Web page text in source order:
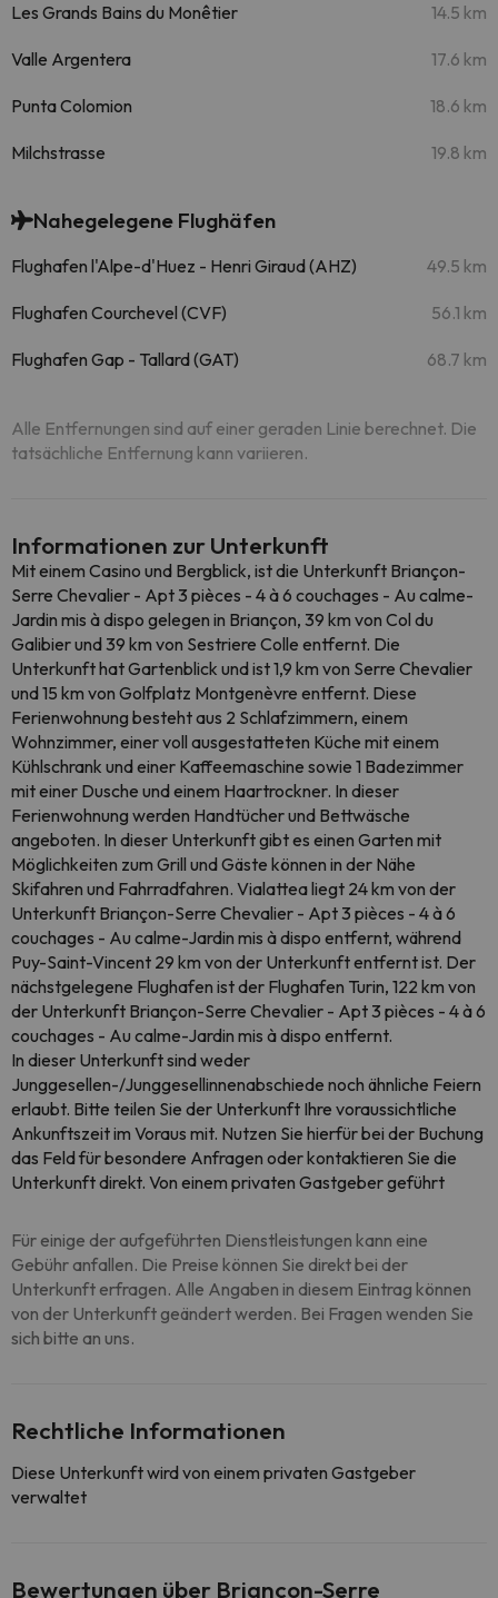
Les Grands Bains du Monêtier 14.5 km
Valle Argentera 17.6 km
Punta Colomion 18.6 km
Milchstrasse 19.8 km
Nahegelegene Flughäfen
Flughafen l'Alpe-d'Huez - Henri Giraud (AHZ) 49.5 km
Flughafen Courchevel (CVF) 56.1 km
Flughafen Gap - Tallard (GAT) 68.7 km
Alle Entfernungen sind auf einer geraden Linie berechnet. Die
tatsächliche Entfernung kann variieren.
Informationen zur Unterkunft
Mit einem Casino und Bergblick, ist die Unterkunft Briançon-
Serre Chevalier - Apt 3 pièces - 4 à 6 couchages - Au calme-
Jardin mis à dispo gelegen in Briançon, 39 km von Col du
Galibier und 39 km von Sestriere Colle entfernt. Die
Unterkunft hat Gartenblick und ist 1,9 km von Serre Chevalier
und 15 km von Golfplatz Montgenèvre entfernt. Diese
Ferienwohnung besteht aus 2 Schlafzimmern, einem
Wohnzimmer, einer voll ausgestatteten Küche mit einem
Kühlschrank und einer Kaffeemaschine sowie 1 Badezimmer
mit einer Dusche und einem Haartrockner. In dieser
Ferienwohnung werden Handtücher und Bettwäsche
angeboten. In dieser Unterkunft gibt es einen Garten mit
Möglichkeiten zum Grill und Gäste können in der Nähe
Skifahren und Fahrradfahren. Vialattea liegt 24 km von der
Unterkunft Briançon-Serre Chevalier - Apt 3 pièces - 4 à 6
couchages - Au calme-Jardin mis à dispo entfernt, während
Puy-Saint-Vincent 29 km von der Unterkunft entfernt ist. Der
nächstgelegene Flughafen ist der Flughafen Turin, 122 km von
der Unterkunft Briançon-Serre Chevalier - Apt 3 pièces - 4 à 6
couchages - Au calme-Jardin mis à dispo entfernt.
In dieser Unterkunft sind weder
Junggesellen-/Junggesellinnenabschiede noch ähnliche Feiern
erlaubt. Bitte teilen Sie der Unterkunft Ihre voraussichtliche
Ankunftszeit im Voraus mit. Nutzen Sie hierfür bei der Buchung
das Feld für besondere Anfragen oder kontaktieren Sie die
Unterkunft direkt. Von einem privaten Gastgeber geführt
Für einige der aufgeführten Dienstleistungen kann eine
Gebühr anfallen. Die Preise können Sie direkt bei der
Unterkunft erfragen. Alle Angaben in diesem Eintrag können
von der Unterkunft geändert werden. Bei Fragen wenden Sie
sich bitte an uns.
Rechtliche Informationen
Diese Unterkunft wird von einem privaten Gastgeber
verwaltet
Bewertungen über Briançon-Serre